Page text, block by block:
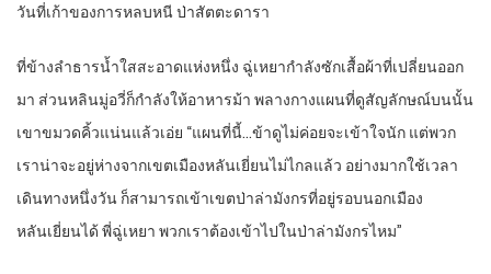
วันที่เก้าของการหลบหนี ป่าสัตตะดารา
ที่ข้างลำธารน้ำใสสะอาดแห่งหนึ่ง ฉู่เหยากำลังซักเสื้อผ้าที่เปลี่ยนออก
มา ส่วนหลินมู่อวี่ก็กำลังให้อาหารม้า พลางกางแผนที่ดูสัญลักษณ์บนนั้น
เขาขมวดคิ้วแน่นแล้วเอ่ย “แผนที่นี้…ข้าดูไม่ค่อยจะเข้าใจนัก แต่พวก
เราน่าจะอยู่ห่างจากเขตเมืองหลันเยี่ยนไม่ไกลแล้ว อย่างมากใช้เวลา
เดินทางหนึ่งวัน ก็สามารถเข้าเขตป่าล่ามังกรที่อยู่รอบนอกเมือง
หลันเยี่ยนได้ พี่ฉู่เหยา พวกเราต้องเข้าไปในป่าล่ามังกรไหม”